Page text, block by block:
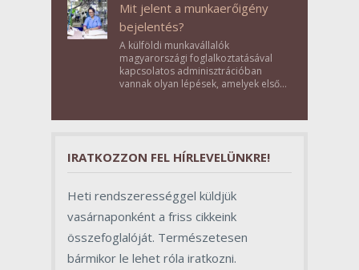
Mit jelent a munkaerőigény
bejelentés?
A külföldi munkavállalók
magyarországi foglalkoztatásával
kapcsolatos adminisztrációban
vannak olyan lépések, amelyek első
szerepet töltenek be az egész
IRATKOZZON FEL HÍRLEVELÜNKRE!
Heti rendszerességgel küldjük
vasárnaponként a friss cikkeink
összefoglalóját. Természetesen
bármikor le lehet róla iratkozni.